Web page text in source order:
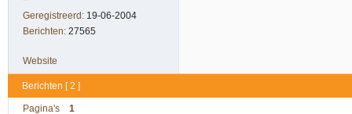
Geregistreerd: 19-06-2004
Berichten: 27565
Website
Berichten [ 2 ]
Pagina's 1